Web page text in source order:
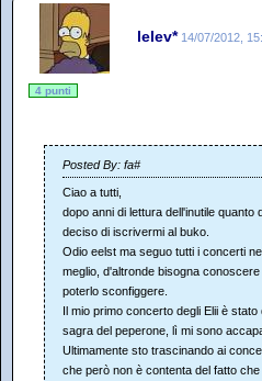
lelev* 14/07/2012,
4 punti
Posted By: fa#
Ciao a tutti,
dopo anni di lettura dell'inutile quanto
deciso di iscrivermi al buko.
Odio eelst ma seguo tutti i concerti
meglio, d'altronde bisogna
poterlo sconfiggere.
Il mio primo concerto degli Elii è
sagra del peperone, lì mi sono
Ultimamente sto trascinando ai
che però non è contenta del fatto che